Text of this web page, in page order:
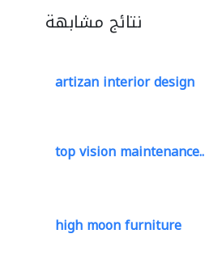
نتائج مشابهة
artizan interior design
top vision maintenance..
high moon furniture